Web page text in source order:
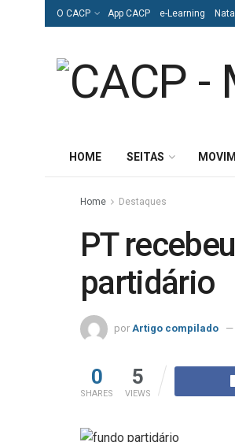
O CACP App CACP e-Learning
HOME SEITAS
Home Destaques
PT
partidário
por Artigo compilado
0
SHARES
5
VIEWS